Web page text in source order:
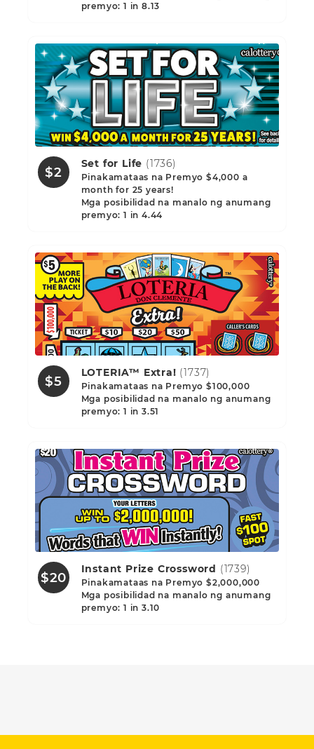
premyo: 1 in 8.13
$2
Set for Life (1736)
Pinakamataas na Premyo $4,000 a
month for 25 years!
Mga posibilidad na manalo ng anumang
premyo: 1 in 4.44
$5
LOTERIA™ Extra! (1737)
Pinakamataas na Premyo $100,000
Mga posibilidad na manalo ng anumang
premyo: 1 in 3.51
$20
Instant Prize Crossword (1739)
Pinakamataas na Premyo $2,000,000
Mga posibilidad na manalo ng anumang
premyo: 1 in 3.10